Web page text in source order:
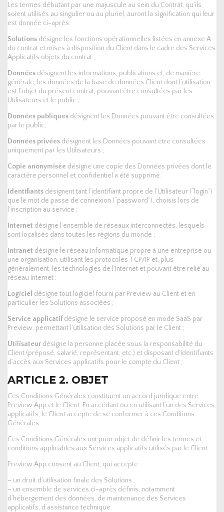
Les termes débutant par une majuscule au sein du Contrat, qu’ils
soient utilisés au singulier ou au pluriel, auront la signification qui leur
est donnée ci-après.
Solutions désigne les fonctions opérationnelles listées en annexe A
du contrat et mises à disposition du Client dans le cadre des Services
Applicatifs objets du contrat ;
Données désignent les informations, publications et, de manière
générale, les données de la base de données Client dont l’utilisation
est l’objet du présent contrat, pouvant être consultées par les
Utilisateurs et le public ;
Données publiques désignent les Données pouvant être consultées
par le public;
Données privées désignent les Données pouvant être consultées
uniquement par les Utilisateurs ;
Copie anonymisée désigne une copie des Données privées dont le
caractère personnel et confidentiel a été supprimé.
Identifiants désignent tant l’identifiant propre de l’Utilisateur (“login”)
que le mot de passe de connexion (“password”), choisis lors de
l’inscription au service ;
Internet désigne l’ensemble de réseaux interconnectés, lesquels
sont localisés dans toutes les régions du monde ;
Intranet désigne le réseau informatique propre à une entreprise ou
une organisation, utilisant les protocoles TCP/IP et, plus
généralement, les technologies de l’Internet et pouvant être relié au
réseau Internet ;
Logiciel désigne tout logiciel fourni par Preview au Client et en
particulier les Solutions associées ;
Service applicatifdésigne le service proposé en mode SaaS par
Preview, permettant l’utilisation des Solutions par le Client ;
Utilisateur désigne la personne placée sous la responsabilité du
Client (préposé, salarié, représentant, etc.) et disposant d’Identifiants
d’accès aux Services applicatifs pour le compte du Client ;
ARTICLE 2. OBJET
Ces Conditions Générales constituent un accord juridique entre
Preview App et le Client. En accédant ou en utilisant l’un des Services
applicatifs, le Client accepte de se conformer à ces Conditions
Générales.
Ces Conditions Générales ont pour objet de définir les termes et
conditions applicables aux Services applicatifs utilisés par le Client.
Preview App consent au Client, qui accepte :
– un droit d’utilisation finale des Solutions ;
– un ensemble de services ci-après définis, notamment
d’hébergement des données, de maintenance des Services
applicatifs, d’assistance technique.